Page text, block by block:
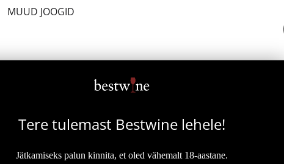
ARGENTIINA
MUUD JOOGID
KOKTEILALKOHOLIVABA VEIN
Tere tulemast Bestwinelehele!
Jätkamiseks palun kinnita, et oled vähemalt 18-aastane.